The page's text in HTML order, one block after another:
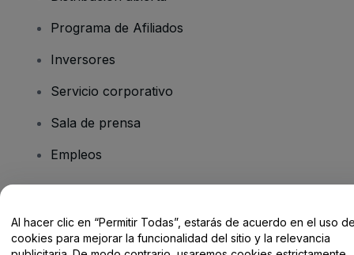
Programa de Afiliados
Inversores
Servicio corporativo
Sala de prensa
Empleos
Centro de Ayuda / Contacto
Al hacer clic en “Permitir Todas”, estarás de acuerdo en el uso
cookies para mejorar la funcionalidad del sitio y la relevancia